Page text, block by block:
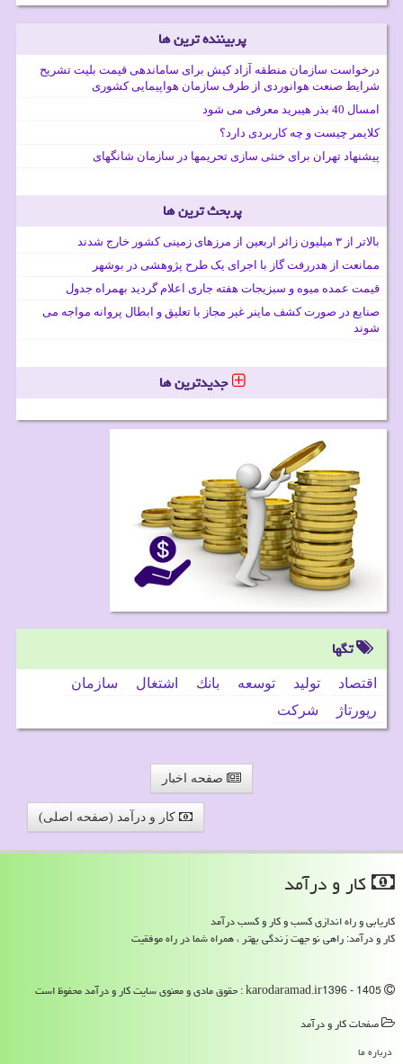
پربیننده ترین ها
درخواست سازمان منطقه آزاد کیش برای ساماندهی قیمت بلیت تشریح
شرایط صنعت هوانوردی از طرف سازمان هواپیمایی کشوری
امسال 40 بذر هیبرید معرفی می شود
کلایمر چیست و چه کاربردی دارد؟
پیشنهاد تهران برای خنثی سازی تحریمها در سازمان شانگهای
پربحث ترین ها
بالاتر از ۳ میلیون زائر اربعین از مرزهای زمینی کشور خارج شدند
ممانعت از هدررفت گاز با اجرای یک طرح پژوهشی در بوشهر
قیمت عمده میوه و سبزیجات هفته جاری اعلام گردید بهمراه جدول
صنایع در صورت کشف ماینر غیر مجاز با تعلیق و ابطال پروانه مواجه می
شوند
جدیدترین ها
تگها
اقتصاد تولید توسعه بانك اشتغال
سازمان
رپورتاژ
شركت
صفحه اخبار
کار و درآمد (صفحه اصلی)
كار و درآمد
کاریابی و راه اندازی کسب و کار و کسب درآمد
کار و درآمد: راهی نو جهت زندگی بهتر ، همراه شما در راه موفقیت
صفحات كار و درآمد
درباره ما